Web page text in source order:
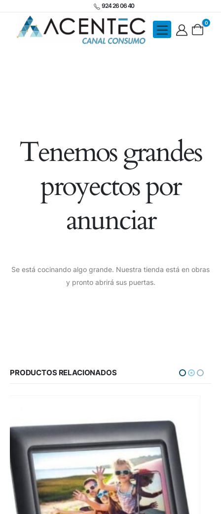
924 26 06 40
0
Tenemos grandes
proyectos por
anunciar
Se está cocinando algo grande. Nuestra tienda está en obras
y pronto abrirá sus puertas.
PRODUCTOS RELACIONADOS